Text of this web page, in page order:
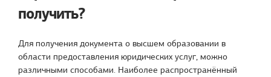
получить?
Для получения документа о высшем образовании в
области предоставления юридических услуг, можно
различными способами. Наиболее распространённый